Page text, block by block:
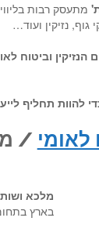
' מתעסק רבות
גוף, נזיקין ועוד…
הנזיקין
להוות תחליף
לאומי /
מלכא
בארץ